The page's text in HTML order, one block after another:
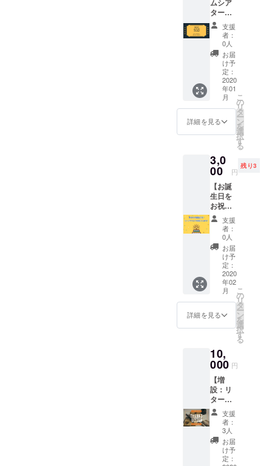
リター
ン1つ当
たり、1
人を指
定して
最大2時
間ご相
談でき
ます。
※HIKO
HOUSE
市中薮
町）で
交通費
は自己
負担で
お願い
しま
す。 ※
備考欄
にお名
前を必
ずご記
入下さ
い。
ろん、
シェア
ハウス
に行っ
てみた
い方が
気軽に
参加で
きる
パー
ティー
です！
1月11
日、2月
ていま
す。ぜ
ひご参
加くだ
さい！
※日程上
できな
い場合
は、イ
ベント
招待券3
枚と交
換させ
て頂き
ます。
※交通費
は自己
負担で
す。 ※
備考欄
にお名
前を必
ずご記
入下さ
い。
→リ
ターン
はいら
ないけ
ど、
めっ
ちゃ応
援して
る！と
いう方
向けで
す！ 金
額の上
しでも
上乗せ
いただ
けると
励みに
なりま
す！
※10000
円以上
の場合
は、最
上級リ
ターン
で支援
をお願
いしま
す。 ※
と住所
をご記
入くだ
さい。
※手紙で
はなく
メール
やSNS
でほし
いとい
う方は
その旨
ムシア
ター使
用券】
・お好
きな映
画を
シェア
ハウス
の仲間
と一緒
に見れ
ます！
→シェ
アハウ
スで映
てみた
い！好
きな映
画をみ
んなと
一緒に
見た
い！と
いう方
におす
すめで
す！ ※
日程は
後日ご
相談く
ださ
い。 ※
1月から
2020年
6月まで
の半年
間で
す。 ※
交通費
は自己
負担で
お願い
しま
す。 ※
支援
者：
0人
お届
け予
定：
2020
年01
月
詳細を見る
こ
の
リ
タ
ー
ン
を
選
択
す
る
3,0
00 円
残り3
【お誕
生日を
お祝い
しま
す！】
・あな
たのお
誕生日
を全力
でお祝
いしま
す！ →
シェア
ハウス
で最高
の時間
いた
い！と
いう方
向けで
す！
※HIKOH
OUSE
（彦根
市中薮
町）で
開催し
ます。
支援
者：
0人
お届
け予
定：
2020
年02
月
詳細を見る
こ
の
リ
タ
ー
ン
を
選
択
す
る
10,
000 円
【増
設：リ
ターン
セッ
ト】 ・
ちょっ
といい
紙でプ
レミア
支援
者：
3人
お届
け予
定：